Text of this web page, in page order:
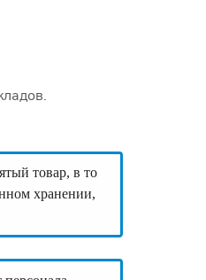
товар, в то
хранении,